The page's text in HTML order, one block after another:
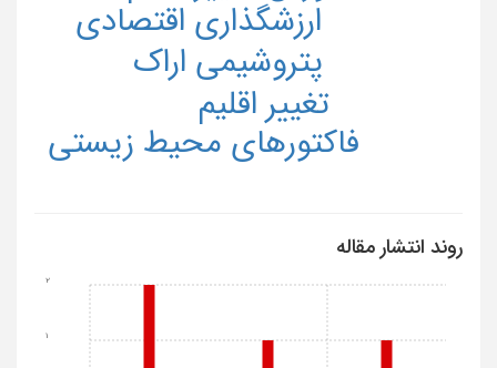
ارزشگذاری اقتصادی
پتروشیمی اراک
تغییر اقلیم
فاکتورهای محیط زیستی
روند انتشار مقاله
1
2